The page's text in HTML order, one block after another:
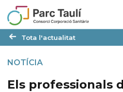
Skip
to
Content
Skip
to
navigation
Tota l'actualitat
Els professionals
NOTÍCIA